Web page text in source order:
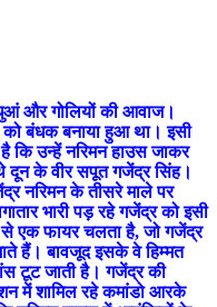
और गोलियों की आवाज।
को बंधक बनाया हुआ था। इसी
कि उन्हें नरिमन हाउस जाकर
थे दून के वीर सपूत गजेंद्र सिंह।
नरिमन के तीसरे माले पर
भारी पड़ रहे गजेंद्र को इसी
एक फायर चलता है, जो गजेंद्र
हैं। बावजूद इसके वे हिम्मत
टूट जाती है। गजेंद्र की
में शामिल रहे कमांडो आरके